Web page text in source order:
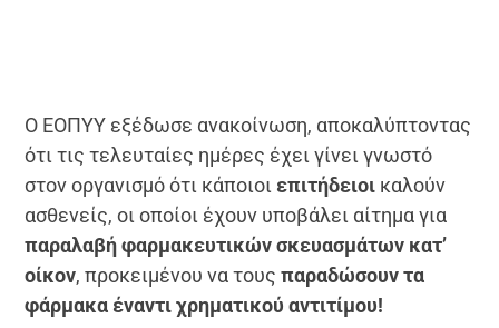
Ο ΕΟΠΥΥ εξέδωσε ανακοίνωση, αποκαλύπτοντας
ότι τις τελευταίες ημέρες έχει γίνει γνωστό
στον οργανισμό ότι κάποιοι επιτήδειοι καλούν
ασθενείς, οι οποίοι έχουν υποβάλει αίτημα για
παραλαβή φαρμακευτικών σκευασμάτων κατ’
οίκον, προκειμένου να τουςπαραδώσουν τα
φάρμακα έναντι χρηματικού αντιτίμου!